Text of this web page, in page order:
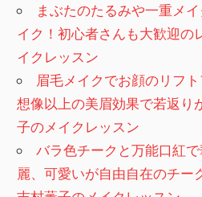
まぶたのたるみや一重メ
イク！初心者さんも大歓迎の
イクレッスン
眉毛メイクでお顔のリフト
想像以上の美眉効果で若返り
子のメイクレッスン
バラ色チークと万能口紅
麗、可愛いが自由自在のチー